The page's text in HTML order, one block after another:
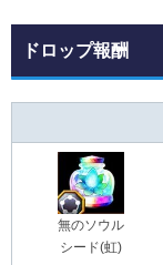
ドロップ報酬
無のソウル
シード(虹)